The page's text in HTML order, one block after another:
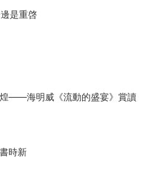
是重啓
——海明威《流動的盛宴》賞讀
時新